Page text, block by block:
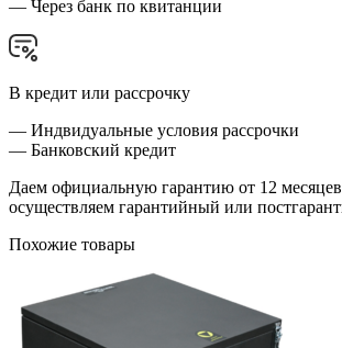
— Через банк по квитанции
В кредит или рассрочку
— Индвидуальные условия рассрочки
— Банковский кредит
Даем официальную гарантию от 12 месяцев
осуществляем гарантийный или
Похожие товары